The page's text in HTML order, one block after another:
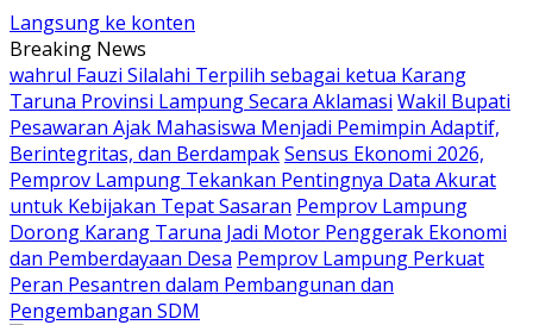
Langsung ke konten
Breaking News
wahrul Fauzi Silalahi Terpilih sebagai ketua Karang
Taruna Provinsi Lampung Secara Aklamasi Wakil Bupati
Pesawaran Ajak Mahasiswa Menjadi Pemimpin Adaptif,
Berintegritas, dan BerdampakSensus Ekonomi 2026,
Pemprov Lampung Tekankan Pentingnya Data Akurat
untuk Kebijakan Tepat Sasaran Pemprov Lampung
Dorong Karang Taruna Jadi Motor Penggerak Ekonomi
dan Pemberdayaan Desa Pemprov Lampung Perkuat
Peran Pesantren dalam Pembangunan dan
Pengembangan SDM